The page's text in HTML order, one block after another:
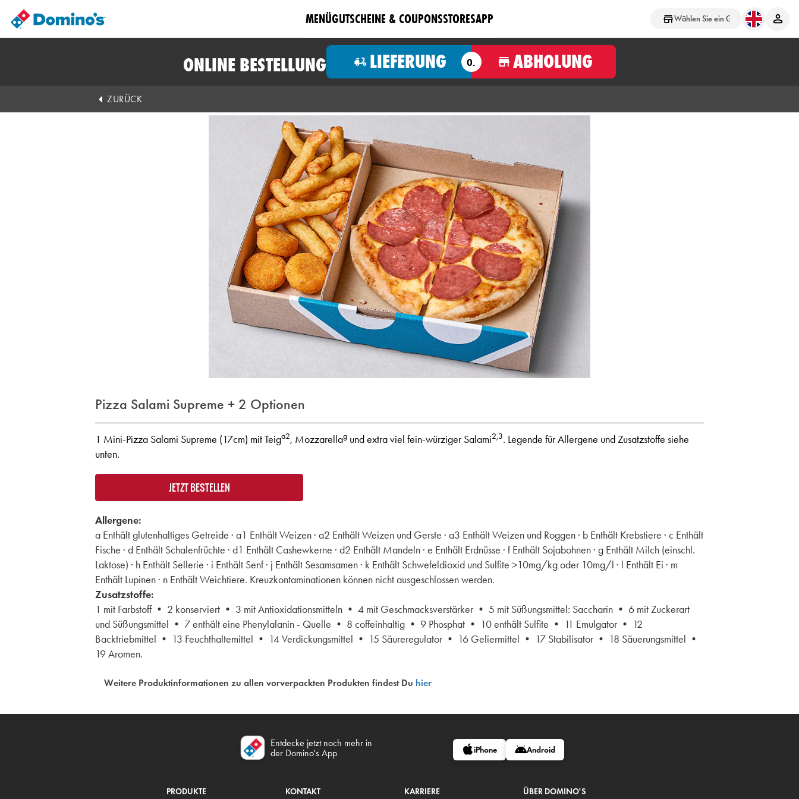
Wählen Sie ein Geschäft aus
MENÜGUTSCHEINE & COUPONSSTORESAPP
ONLINE BESTELLUNG LIEFERUNG O. ABHOLUNG
ZURÜCK
Pizza Salami Supreme + 2 Optionen
1 Mini-Pizza Salami Supreme (17cm) mit Teiga2, Mozzarellag und extra viel fein-würziger Salami2,3. Legende für Allergene und Zusatzstoffe siehe
unten.
JETZT BESTELLEN
Allergene:
a Enthält glutenhaltiges Getreide · a1 Enthält Weizen · a2 Enthält Weizen und Gerste · a3 Enthält Weizen und Roggen · b Enthält Krebstiere · c Enthält
Fische · d Enthält Schalenfrüchte · d1 Enthält Cashewkerne · d2 Enthält Mandeln · e Enthält Erdnüsse · f Enthält Sojabohnen · g Enthält Milch (einschl.
Laktose) · h Enthält Sellerie · i Enthält Senf · j Enthält Sesamsamen · k Enthält Schwefeldioxid und Sulfite >10mg/kg oder 10mg/l · l Enthält Ei · m
Enthält Lupinen · n Enthält Weichtiere. Kreuzkontaminationen können nicht ausgeschlossen werden.
Zusatzstoffe:
1 mit Farbstoff • 2 konserviert • 3 mit Antioxidationsmitteln • 4 mit Geschmacksverstärker • 5 mit Süßungsmittel: Saccharin • 6 mit Zuckerart
und Süßungsmittel • 7 enthält eine Phenylalanin - Quelle • 8 coffeinhaltig • 9 Phosphat • 10 enthält Sulfite • 11 Emulgator • 12
Backtriebmittel • 13 Feuchthaltemittel • 14 Verdickungsmittel • 15 Säureregulator • 16 Geliermittel • 17 Stabilisator • 18 Säuerungsmittel •
19 Aromen.
Weitere Produktinformationen zu allen vorverpackten Produkten findest Du hier
Entdecke jetzt noch mehr in
der Domino's App
iPhone Android
PRODUKTE KONTAKT KARRIERE ÜBER DOMINO'S